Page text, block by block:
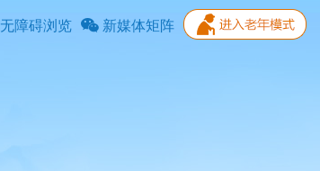
无障碍浏览 新媒体矩阵